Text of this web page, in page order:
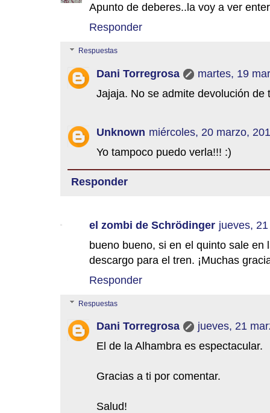
Apunto de deberes..la voy a ver
Responder
Respuestas
Dani Torregrosa
martes, 19
Jajaja. No se admite devolución de
Unknown miércoles, 20 marzo,
Yo tampoco puedo verla!!! :)
Responder
el zombi de Schrödinger jueves,
bueno bueno, si en el quinto sale
descargo para el tren. ¡Muchas
Responder
Respuestas
Dani Torregrosa
jueves, 21
El de la Alhambra es espectacular.
Gracias a ti por comentar.
Salud!